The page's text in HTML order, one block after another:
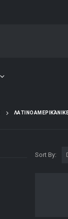
Sort By: